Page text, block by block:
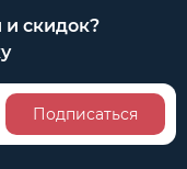
и скидок?
Подписаться